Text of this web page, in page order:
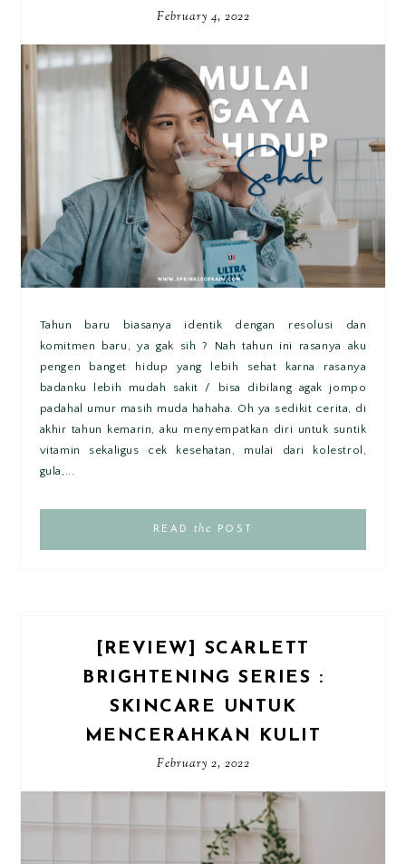
February 4, 2022
Tahun baru biasanya identik dengan resolusi dan
komitmen baru, ya gak sih ? Nah tahun ini rasanya aku
pengen banget hidup yang lebih sehat karna rasanya
badanku lebih mudah sakit / bisa dibilang agak jompo
padahal umur masih muda hahaha. Oh ya sedikit cerita, di
akhir tahun kemarin, aku menyempatkan diri untuk suntik
vitamin sekaligus cek kesehatan, mulai dari kolestrol,
gula,...
READ the POST
[REVIEW] SCARLETT
BRIGHTENING SERIES :
SKINCARE UNTUK
MENCERAHKAN KULIT
February 2, 2022